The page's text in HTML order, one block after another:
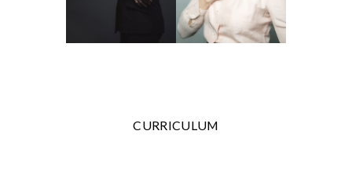
CURRICULUM